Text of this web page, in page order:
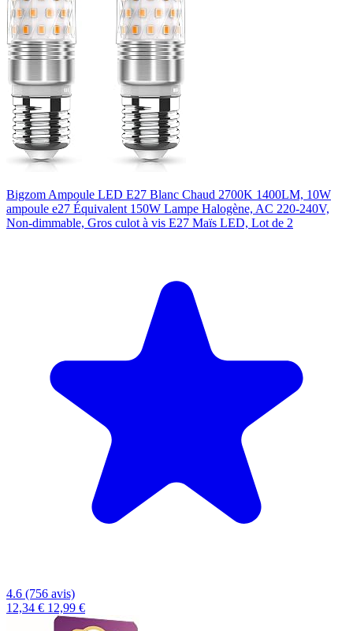
Bigzom Ampoule LED E27 Blanc Chaud 2700K 1400LM, 10W
ampoule e27 Équivalent 150W Lampe Halogène, AC 220-240V,
Non-dimmable, Gros culot à vis E27 Maïs LED, Lot de 2
4.6 (756 avis)
12,34 € 12,99 €